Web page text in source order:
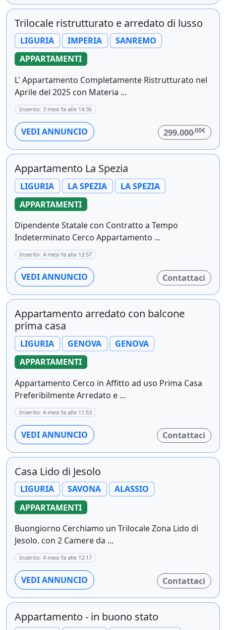
Trilocale ristrutturato e arredato di lusso
LIGURIA IMPERIA
SANREMO
APPARTAMENTI
L' Appartamento Completamente Ristrutturato nel
Aprile del 2025 con Materia ...
Inserito: 3 mesi fa alle 14:36
VEDI ANNUNCIO 299.000,00€
Appartamento La Spezia
LIGURIA LA SPEZIA
LA SPEZIA
APPARTAMENTI
Dipendente Statale con Contratto a Tempo
Indeterminato Cerco Appartamento ...
Inserito: 4 mesi fa alle 13:57
VEDI ANNUNCIO Contattaci
Appartamento arredato con balcone
prima casa
LIGURIA GENOVA
GENOVA
APPARTAMENTI
Appartamento Cerco in Affitto ad uso Prima Casa
Preferibilmente Arredato e ...
Inserito: 4 mesi fa alle 11:53
VEDI ANNUNCIO Contattaci
Casa Lido di Jesolo
LIGURIA SAVONA
ALASSIO
APPARTAMENTI
Buongiorno Cerchiamo un Trilocale Zona Lido di
Jesolo. con 2 Camere da ...
Inserito: 4 mesi fa alle 12:17
VEDI ANNUNCIO Contattaci
Appartamento - in buono stato